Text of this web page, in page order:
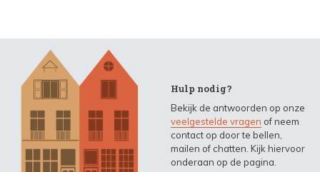
Hulp nodig?
Bekijk de antwoorden op onze
veelgestelde vragen of neem
contact op door te bellen,
mailen of chatten. Kijk hiervoor
onderaan op de pagina.